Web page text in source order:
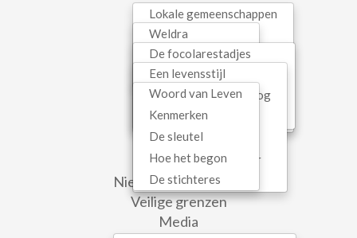
Lokale gemeenschappen
Woord van Leven
Gezinnen
Kinderen
Tieners
Jongeren
Initiatieven
Weldra
Lopend
Recent
Mariapolis Vita
De focolarestadjes
In België
Gemeenschapseconomie
Mariapolis
In dialoog
Een levensstijl
Interreligieuze dialoog
Oecumene
Kerk als communio
Hedendaagse cultuur
Sophia
Spiritualiteit
Woord van Leven
Kenmerken
De sleutel
Hoe het begon
De stichteres
WEB SERVICES
Contact
Newsletter
Nieuws uit de wereld
Veilige grenzen
Media